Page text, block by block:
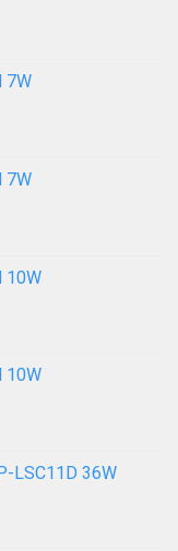
7W
7W
10W
10W
LSC11D 36W